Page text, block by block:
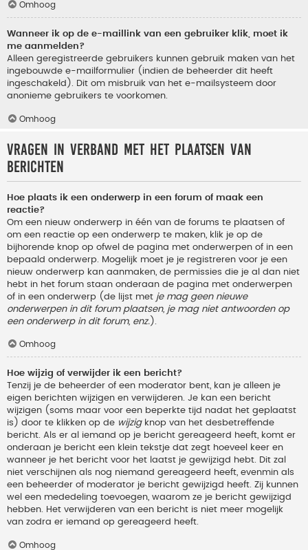
Omhoog
Wanneer ik op de e-maillink van een gebruiker klik, moet ik
me aanmelden?
Alleen geregistreerde gebruikers kunnen gebruik maken van het
ingebouwde e-mailformulier (indien de beheerder dit heeft
ingeschakeld). Dit om misbruik van het e-mailsysteem door
anonieme gebruikers te voorkomen.
Omhoog
Vragen in verband met het plaatsen van
berichten
Hoe plaats ik een onderwerp in een forum of maak een
reactie?
Om een nieuw onderwerp in één van de forums te plaatsen of
om een reactie op een onderwerp te maken, klik je op de
bijhorende knop op ofwel de pagina met onderwerpen of in een
bepaald onderwerp. Mogelijk moet je je registreren voor je een
nieuw onderwerp kan aanmaken, de permissies die je al dan niet
hebt in het forum staan onderaan de pagina met onderwerpen
of in een onderwerp (de lijst met je mag geen nieuwe
onderwerpen in dit forum plaatsen, je mag niet antwoorden op
een onderwerp in dit forum, enz. ).
Omhoog
Hoe wijzig of verwijder ik een bericht?
Tenzij je de beheerder of een moderator bent, kan je alleen je
eigen berichten wijzigen en verwijderen. Je kan een bericht
wijzigen (soms maar voor een beperkte tijd nadat het geplaatst
is) door te klikken op de wijzigknop van het desbetreffende
bericht. Als er al iemand op je bericht gereageerd heeft, komt er
onderaan je bericht een klein tekstje dat zegt hoeveel keer en
wanneer je het bericht voor het laatst je gewijzigd hebt. Dit zal
niet verschijnen als nog niemand gereageerd heeft, evenmin als
een beheerder of moderator je bericht gewijzigd heeft. Zij kunnen
wel een mededeling toevoegen, waarom ze je bericht gewijzigd
hebben. Het verwijderen van een bericht is niet meer mogelijk
van zodra er iemand op gereageerd heeft.
Omhoog